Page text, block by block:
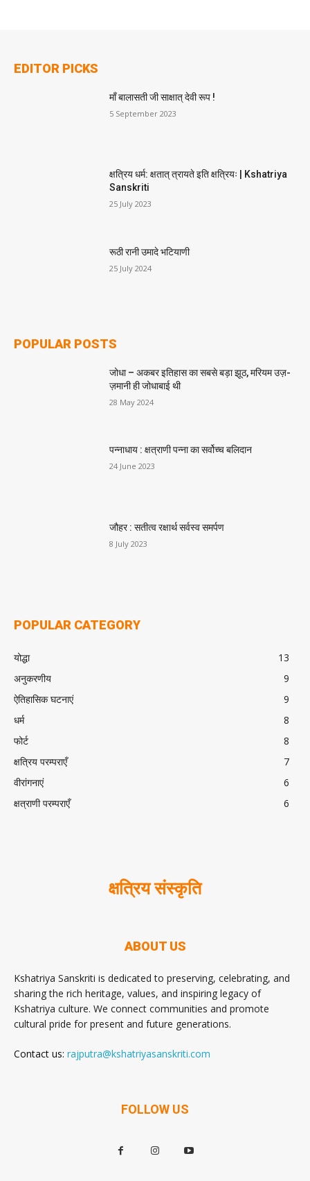
EDITOR PICKS
माँ बालासती जी साक्षात् देवी रूप !
5 September 2023
क्षत्रिय धर्म: क्षतात् त्रायते इति क्षत्रियः | Kshatriya
Sanskriti
25 July 2023
रूठी रानी उमादे भटियाणी
25 July 2024
POPULAR POSTS
जोधा – अकबर इतिहास का सबसे बड़ा झूठ, मरियम उज़-
ज़मानी ही जोधाबाई थी
28 May 2024
पन्नाधाय : क्षत्राणी पन्ना का सर्वोच्च बलिदान
24 June 2023
जौहर : सतीत्व रक्षार्थ सर्वस्व समर्पण
8 July 2023
POPULAR CATEGORY
योद्धा
13
अनुकरणीय
9
ऐतिहासिक घटनाएं
9
धर्म
8
फोर्ट
8
क्षत्रिय परम्पराएँ
7
वीरांगनाएं
6
क्षत्राणी परम्पराएँ
6
क्षत्रिय संस्कृति
ABOUT US
Kshatriya Sanskriti is dedicated to preserving, celebrating, and
sharing the rich heritage, values, and inspiring legacy of
Kshatriya culture. We connect communities and promote
cultural pride for present and future generations.
Contact us: rajputra@kshatriyasanskriti.com
FOLLOW US